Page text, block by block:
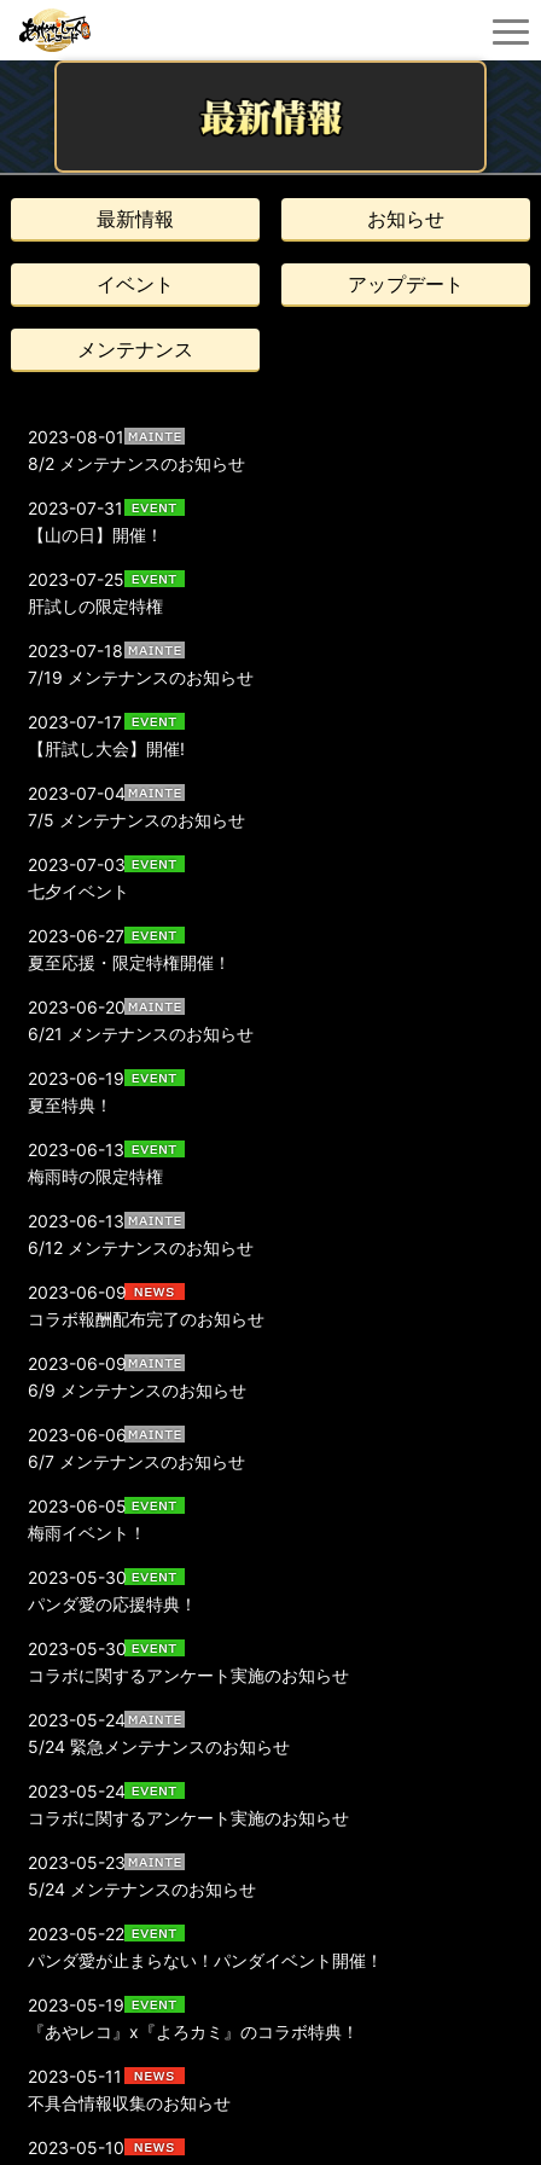
最新情報 お知らせ
イベント アップデート
メンテナンス
8/2 メンテナンスのお知らせ
2023-08-01
【山の日】開催！
2023-07-31
肝試しの限定特権
2023-07-25
7/19 メンテナンスのお知らせ
2023-07-18
【肝試し大会】開催!
2023-07-17
7/5 メンテナンスのお知らせ
2023-07-04
七夕イベント
2023-07-03
夏至応援・限定特権開催！
2023-06-27
6/21 メンテナンスのお知らせ
2023-06-20
夏至特典！
2023-06-19
梅雨時の限定特権
2023-06-13
6/12 メンテナンスのお知らせ
2023-06-13
コラボ報酬配布完了のお知らせ
2023-06-09
6/9 メンテナンスのお知らせ
2023-06-09
6/7 メンテナンスのお知らせ
2023-06-06
梅雨イベント！
2023-06-05
パンダ愛の応援特典！
2023-05-30
コラボに関するアンケート実施のお知らせ
2023-05-30
5/24 緊急メンテナンスのお知らせ
2023-05-24
コラボに関するアンケート実施のお知らせ
2023-05-24
5/24 メンテナンスのお知らせ
2023-05-23
パンダ愛が止まらない！パンダイベント開催！
2023-05-22
『あやレコ』x『よろカミ』のコラボ特典！
2023-05-19
不具合情報収集のお知らせ
2023-05-11
2023-05-10